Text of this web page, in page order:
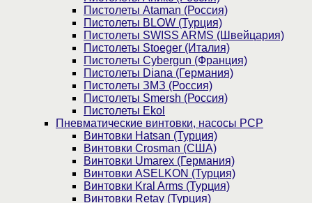
Пистолеты Ataman (Россия)
Пистолеты BLOW (Турция)
Пистолеты SWISS ARMS (Швейцария)
Пистолеты Stoeger (Италия)
Пистолеты Cybergun (Франция)
Пистолеты Diana (Германия)
Пистолеты ЗМЗ (Россия)
Пистолеты Smersh (Россия)
Пистолеты Ekol
Пневматические винтовки, насосы PCP
Винтовки Hatsan (Турция)
Винтовки Crosman (США)
Винтовки Umarex (Германия)
Винтовки ASELKON (Турция)
Винтовки Kral Arms (Турция)
Винтовки Retay (Турция)